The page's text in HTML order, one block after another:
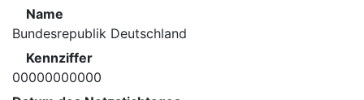
Name
Bundesrepublik Deutschland
Kennziffer
00000000000